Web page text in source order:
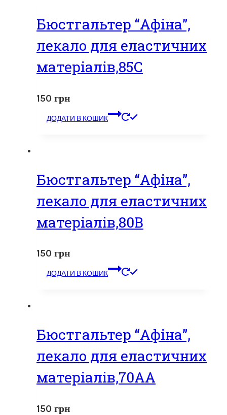
Бюстгальтер “Афіна”,
лекало для еластичних
матеріалів,85С
150 грн
ДОДАТИ В КОШИК
Бюстгальтер “Афіна”,
лекало для еластичних
матеріалів,80В
150 грн
ДОДАТИ В КОШИК
Бюстгальтер “Афіна”,
лекало для еластичних
матеріалів,70АА
150 грн